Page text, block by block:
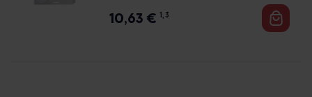
10,63 € 1, 3